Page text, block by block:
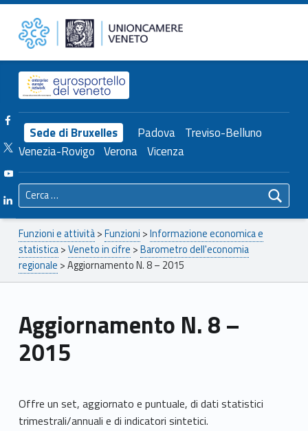
Aggiornamento N. 8 – 2015 – Unioncamere del Veneto Unioncamere del Veneto
Header info sidebar
Sede di Bruxelles Padova Treviso-Belluno
Venezia-Rovigo Verona Vicenza
Facebook Unioncamere Veneto
Twitter Unioncamere Veneto
Youtube Unioncamere Veneto
Linkedin Unioncamere Veneto
Ricerca per:
Breadcrumbs navigation
Funzioni e attività>Funzioni >Informazione economica e
statistica>Veneto in cifre >Barometro dell'economia
regionale >Aggiornamento N. 8 – 2015
Aggiornamento N. 8 –
2015
Offre un set, aggiornato e puntuale, di dati statistici
trimestrali/annuali e di indicatori sintetici.